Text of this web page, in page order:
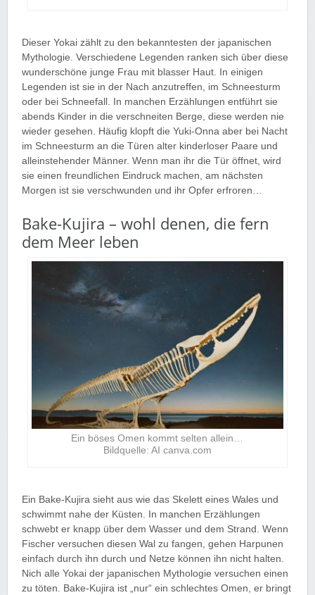
Dieser Yokai zählt zu den bekanntesten der japanischen
Mythologie. Verschiedene Legenden ranken sich über diese
wunderschöne junge Frau mit blasser Haut. In einigen
Legenden ist sie in der Nach anzutreffen, im Schneesturm
oder bei Schneefall. In manchen Erzählungen entführt sie
abends Kinder in die verschneiten Berge, diese werden nie
wieder gesehen. Häufig klopft die Yuki-Onna aber bei Nacht
im Schneesturm an die Türen alter kinderloser Paare und
alleinstehender Männer. Wenn man ihr die Tür öffnet, wird
sie einen freundlichen Eindruck machen, am nächsten
Morgen ist sie verschwunden und ihr Opfer erfroren…
Bake-Kujira – wohl denen, die fern
dem Meer leben
Ein böses Omen kommt selten allein…
Bildquelle: AI canva.com
Ein Bake-Kujira sieht aus wie das Skelett eines Wales und
schwimmt nahe der Küsten. In manchen Erzählungen
schwebt er knapp über dem Wasser und dem Strand. Wenn
Fischer versuchen diesen Wal zu fangen, gehen Harpunen
einfach durch ihn durch und Netze können ihn nicht halten.
Nich alle Yokai der japanischen Mythologie versuchen einen
zu töten. Bake-Kujira ist „nur“ ein schlechtes Omen, er bringt